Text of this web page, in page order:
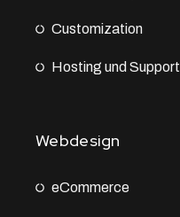
Customization
Hosting und Support
Webdesign
eCommerce